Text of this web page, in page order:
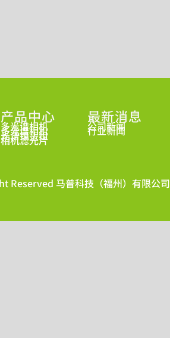
产品中心
多光谱相机
多光谱相机
光谱镜头组
相机滤光片
最新消息
公司新闻
行业新闻
Reserved 马普科技（福州）有限公司